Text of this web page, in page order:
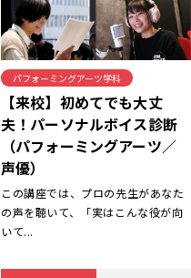
パフォーミングアーツ学科
【来校】初めてでも大丈
夫！パーソナルボイス診断
（パフォーミングアーツ／
声優）
この講座では、プロの先生があなた
の声を聴いて、「実はこんな役が向
いて...